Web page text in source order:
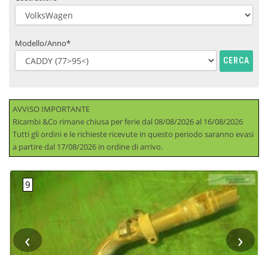
Modello/Anno*
CERCA
AVVISO IMPORTANTE
Ricambi &Co rimane chiusa per ferie dal 08/08/2026 al 16/08/2026
Tutti gli ordini e le richieste ricevute in questo periodo saranno evasi
a partire dal 17/08/2026 in ordine di arrivo.
‹ ›